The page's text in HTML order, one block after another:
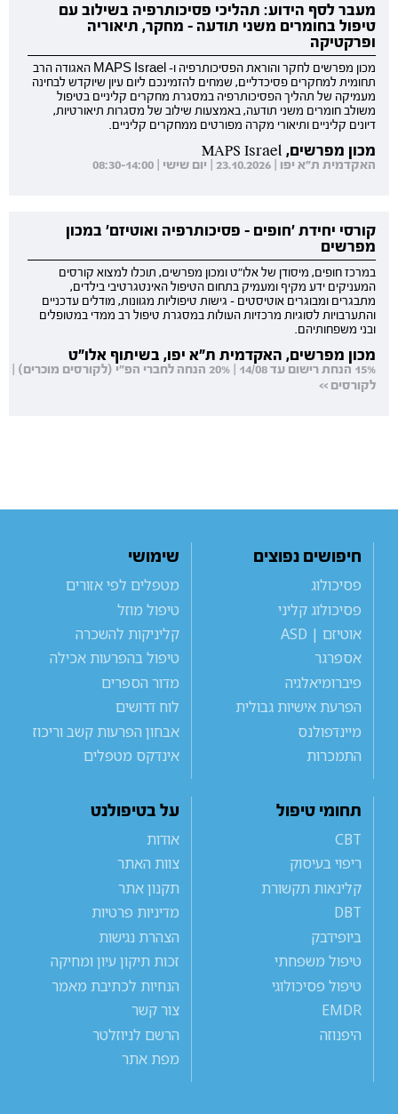
מעבר לסף הידוע: תהליכי פסיכותרפיה בשילוב עם
טיפול בחומרים משני תודעה - מחקר, תיאוריה
ופרקטיקה
מכון מפרשים לחקר והוראת הפסיכותרפיה ו- MAPS Israel האגודה הרב
תחומית למחקרים פסיכדליים, שמחים להזמינכם ליום עיון שיוקדש לבחינה
מעמיקה של תהליך הפסיכותרפיה במסגרת מחקרים קליניים בטיפול
משולב חומרים משני תודעה, באמצעות שילוב של מסגרות תיאורטיות,
דיונים קליניים ותיאורי מקרה מפורטים ממחקרים קליניים.
מכון מפרשים, MAPS Israel
האקדמית ת"א יפו | 23.10.2026 | יום שישי | 08:30-14:00
קורסי יחידת 'חופים - פסיכותרפיה ואוטיזם' במכון
מפרשים
במרכז חופים, מיסודן של אלו"ט ומכון מפרשים, תוכלו למצוא קורסים
המעניקים ידע מקיף ומעמיק בתחום הטיפול האינטגרטיבי בילדים,
מתבגרים ומבוגרים אוטיסטים - גישות טיפוליות מגוונות, מודלים עדכניים
והתערבויות לסוגיות מרכזיות העולות במסגרת טיפול רב ממדי במטופלים
ובני משפחותיהם.
מכון מפרשים, האקדמית ת"א יפו, בשיתוף אלו"ט
15% הנחת רישום עד 14/08 | 20% הנחה לחברי הפ"י (לקורסים מוכרים) |
לקורסים >>
חיפושים נפוצים
פסיכולוג
פסיכולוג קליני
אוטיזם | ASD
אספרגר
פיברומיאלגיה
הפרעת אישיות גבולית
מיינדפולנס
התמכרות
שימושי
מטפלים לפי אזורים
טיפול מוזל
קליניקות להשכרה
טיפול בהפרעות אכילה
מדור הספרים
לוח דרושים
אבחון הפרעות קשב וריכוז
אינדקס מטפלים
תחומי טיפול
CBT
ריפוי בעיסוק
קלינאות תקשורת
DBT
ביופידבק
טיפול משפחתי
טיפול פסיכולוגי
EMDR
היפנוזה
על בטיפולנט
אודות
צוות האתר
תקנון אתר
מדיניות פרטיות
הצהרת נגישות
זכות תיקון עיון ומחיקה
הנחיות לכתיבת מאמר
צור קשר
הרשם לניוזלטר
מפת אתר